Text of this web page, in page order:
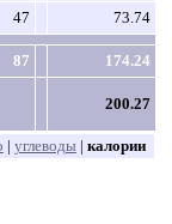
47 73.74
87
174.24
200.27
| углеводы| калории